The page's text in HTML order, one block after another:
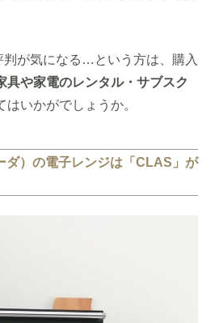
が気になる…という方は、購入
具や家電のレンタル・サブスク
はいかがでしょうか。
ダ）の電子レンジは「CLAS」が